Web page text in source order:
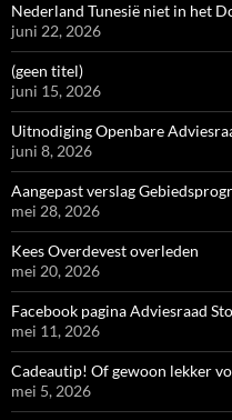
Nederland Tunesië niet in het
juni 22, 2026
(geen titel)
juni 15, 2026
Uitnodiging Openbare
juni 8, 2026
Aangepast verslag
mei 28, 2026
Kees Overdevest overleden
mei 20, 2026
Facebook pagina Adviesraad
mei 11, 2026
Cadeautip! Of gewoon lekker
mei 5, 2026